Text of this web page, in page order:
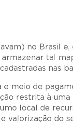
no Brasil e,
tal
nas
meio de
restrita à
local de
valorização do